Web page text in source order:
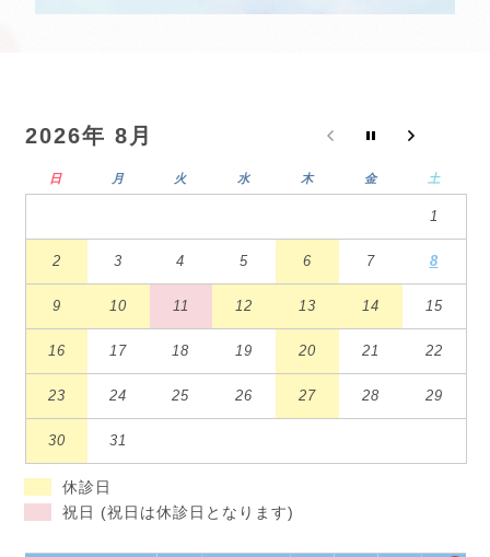
2026年 8月
日 月 火 水 木 金 土
1
2 3 4 5 6 7 8
9 10 11 12 13 14 15
16 17 18 19 20 21 22
23 24 25 26 27 28 29
30 31
休診日
祝日 (祝日は休診日となります)